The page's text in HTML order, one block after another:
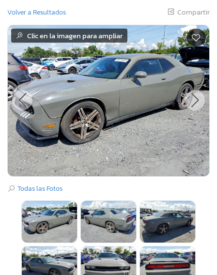
Volver a Resultados Compartir
Clic en la imagen para ampliar
Todas las Fotos